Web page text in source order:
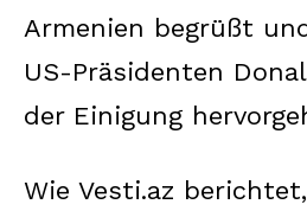
Armenien begrüßt
US-Präsidenten
der Einigung
Wie Vesti.az